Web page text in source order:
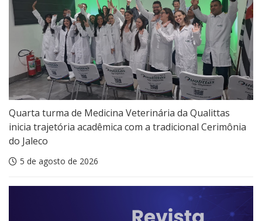
Quarta turma de Medicina Veterinária da Qualittas
inicia trajetória acadêmica com a tradicional Cerimônia
do Jaleco
5 de agosto de 2026